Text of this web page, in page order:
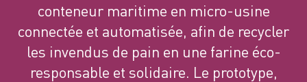
conteneur maritime en micro-usine
connectée et automatisée, afin de recycler
les invendus de pain en une farine éco-
responsable et solidaire. Le prototype,